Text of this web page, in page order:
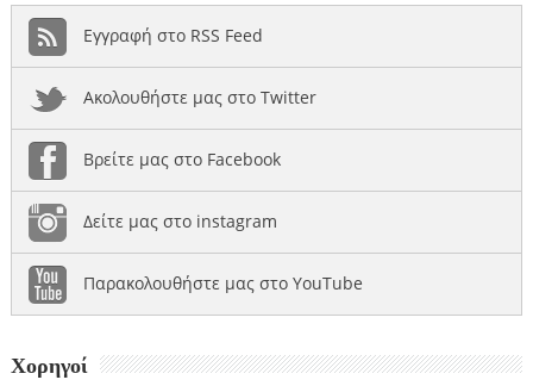
Εγγραφή στο RSS Feed
Ακολουθήστε μας στο Twitter
Βρείτε μας στο Facebook
Δείτε μας στο instagram
Παρακολουθήστε μας στο YouTube
Χορηγοί